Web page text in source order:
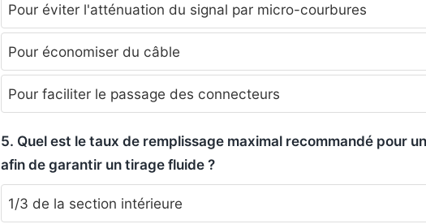
Pour éviter l'atténuation du signal par micro-courbures
Pour économiser du câble
Pour faciliter le passage des connecteurs
5. Quel est le taux de remplissage maximal recommandé pour
afin de garantir un tirage fluide ?
1/3 de la section intérieure